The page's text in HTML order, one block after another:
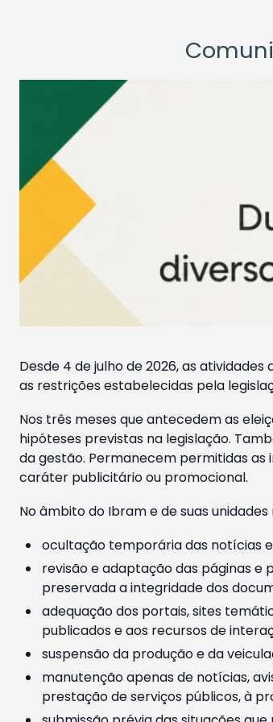
Desde 4 de julho de 2026, as
as restrições estabelecidas pela
Nos três meses que antecedem as
hipóteses previstas na legislação.
da gestão. Permanecem permitidas
caráter publicitário ou promocional.
No âmbito do Ibram e de suas
ocultação temporária das notícias
revisão e adaptação das páginas e
preservada a integridade dos
adequação dos portais, sites
publicados e aos recursos de
suspensão da produção e da
manutenção apenas de notícias,
prestação de serviços públicos, à